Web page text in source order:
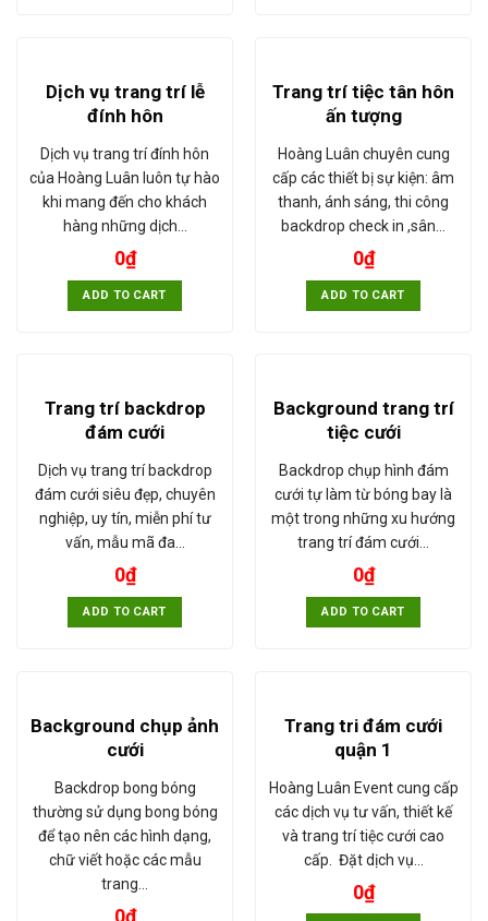
Dịch vụ trang trí lễ
đính hôn
Dịch vụ trang trí đính hôn
của Hoàng Luân luôn tự hào
khi mang đến cho khách
hàng những dịch…
0₫
ADD TO CART
Trang trí tiệc tân hôn
ấn tượng
Hoàng Luân chuyên cung
cấp các thiết bị sự kiện: âm
thanh, ánh sáng, thi công
backdrop check in ,sân…
0₫
ADD TO CART
Trang trí backdrop
đám cưới
Dịch vụ trang trí backdrop
đám cưới siêu đẹp, chuyên
nghiệp, uy tín, miễn phí tư
vấn, mẫu mã đa…
0₫
ADD TO CART
Background trang trí
tiệc cưới
Backdrop chụp hình đám
cưới tự làm từ bóng bay là
một trong những xu hướng
trang trí đám cưới…
0₫
ADD TO CART
Background chụp ảnh
cưới
Backdrop bong bóng
thường sử dụng bong bóng
để tạo nên các hình dạng,
chữ viết hoặc các mẫu
trang…
0₫
Trang tri đám cưới
quận 1
Hoàng Luân Event cung cấp
các dịch vụ tư vấn, thiết kế
và trang trí tiệc cưới cao
cấp. Đặt dịch vụ…
0₫